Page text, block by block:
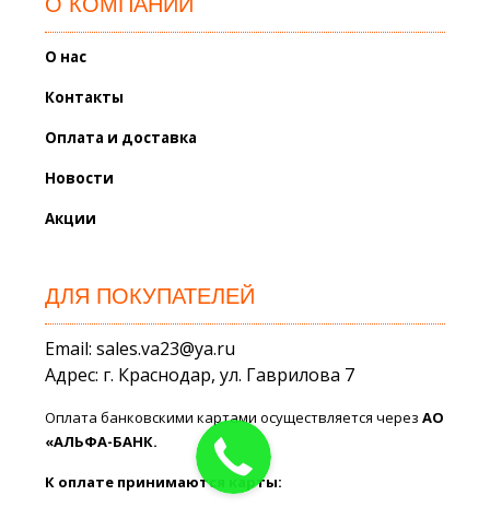
О нас
Контакты
Оплата и доставка
Новости
Акции
ДЛЯ ПОКУПАТЕЛЕЙ
Email: sales.va23@ya.ru
Адрес: г. Краснодар, ул. Гаврилова 7
Оплата банковскими картами осуществляется черезАО
«АЛЬФА-БАНК.
К оплате принимаются карты: